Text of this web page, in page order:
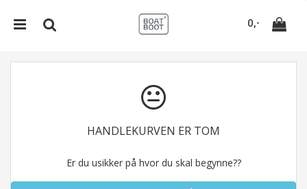
0,-
HANDLEKURVEN ER TOM
Er du usikker på hvor du skal begynne??